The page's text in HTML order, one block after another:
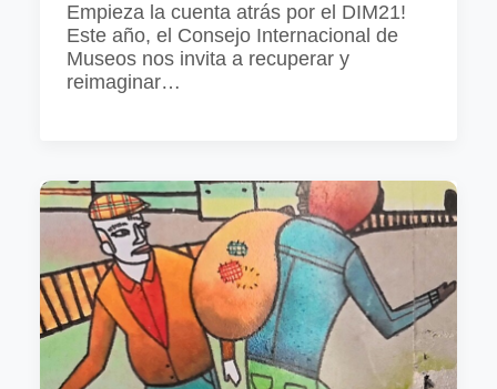
Empieza la cuenta atrás por el DIM21!
Este año, el Consejo Internacional de
Museos nos invita a recuperar y
reimaginar…